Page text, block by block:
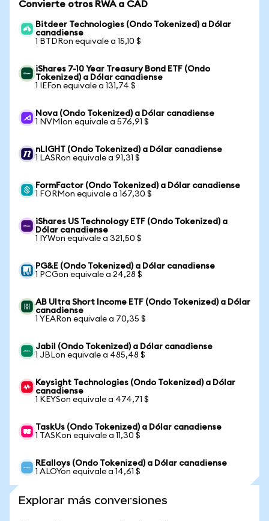
Convierte otros RWA a CAD
Bitdeer Technologies (Ondo Tokenized) a Dólar
canadiense
1 BTDRon equivale a 15,10 $
iShares 7-10 Year Treasury Bond ETF (Ondo
Tokenized) a Dólar canadiense
1 IEFon equivale a 131,74 $
Nova (Ondo Tokenized) a Dólar canadiense
1 NVMIon equivale a 576,91 $
nLIGHT (Ondo Tokenized) a Dólar canadiense
1 LASRon equivale a 91,31 $
FormFactor (Ondo Tokenized) a Dólar canadiense
1 FORMon equivale a 167,30 $
iShares US Technology ETF (Ondo Tokenized) a
Dólar canadiense
1 IYWon equivale a 321,50 $
PG&E (Ondo Tokenized) a Dólar canadiense
1 PCGon equivale a 24,28 $
AB Ultra Short Income ETF (Ondo Tokenized) a Dólar
canadiense
1 YEARon equivale a 70,35 $
Jabil (Ondo Tokenized) a Dólar canadiense
1 JBLon equivale a 485,48 $
Keysight Technologies (Ondo Tokenized) a Dólar
canadiense
1 KEYSon equivale a 474,71 $
TaskUs (Ondo Tokenized) a Dólar canadiense
1 TASKon equivale a 11,30 $
REalloys (Ondo Tokenized) a Dólar canadiense
1 ALOYon equivale a 14,61 $
Explorar más conversiones